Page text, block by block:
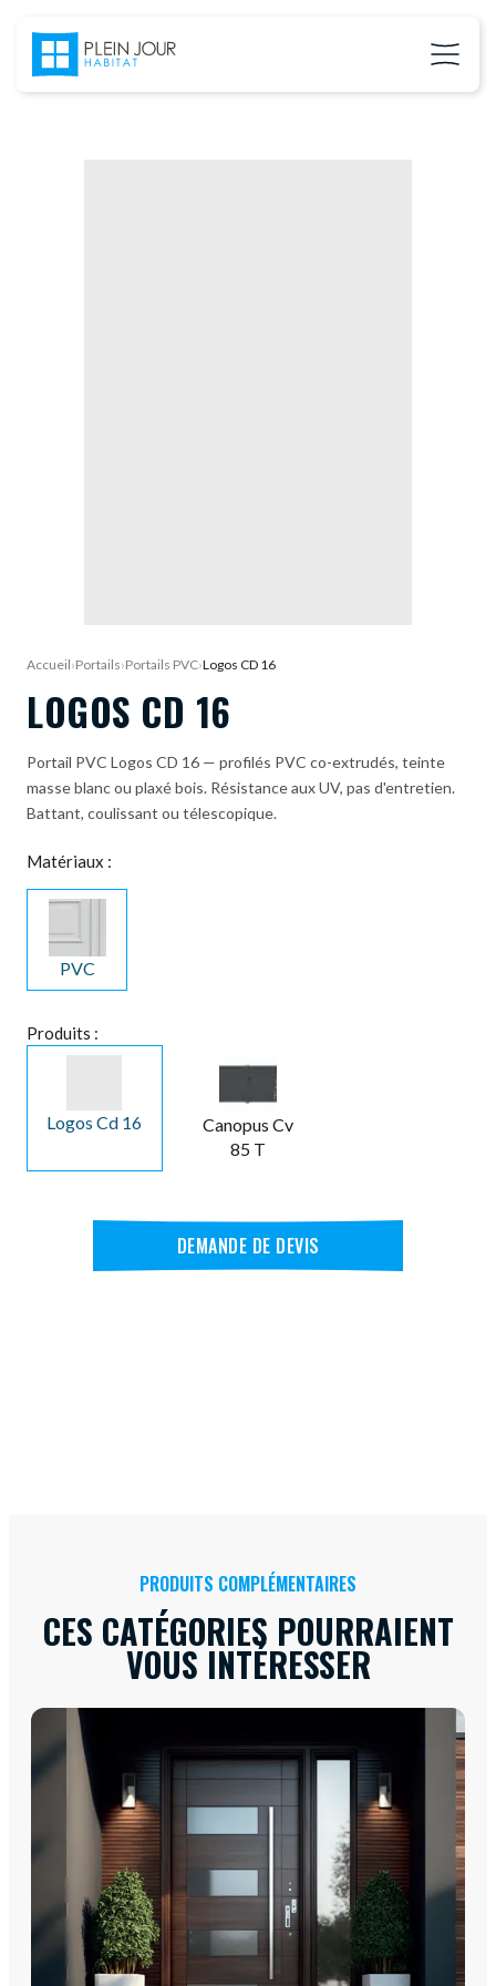
Accueil›Portails›Portails PVC›Logos CD 16
LOGOS CD 16
Portail PVC Logos CD 16 — profilés PVC co-extrudés, teinte
masse blanc ou plaxé bois. Résistance aux UV, pas d'entretien.
Battant, coulissant ou télescopique.
Matériaux :
PVC
Produits :
Logos Cd 16
Canopus Cv
85 T
DEMANDE DE DEVIS
PRODUITS COMPLÉMENTAIRES
CES CATÉGORIES POURRAIENT
VOUS INTÉRESSER